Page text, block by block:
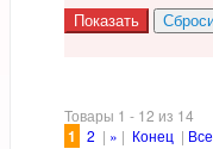
Товары 1 - 12 из 14
1 2 | » | Конец | Все